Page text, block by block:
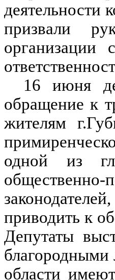
деятельности
призвали
организации
16 июня
обращение к
жителям
одной из
приводить к
Депутаты
благородными
области